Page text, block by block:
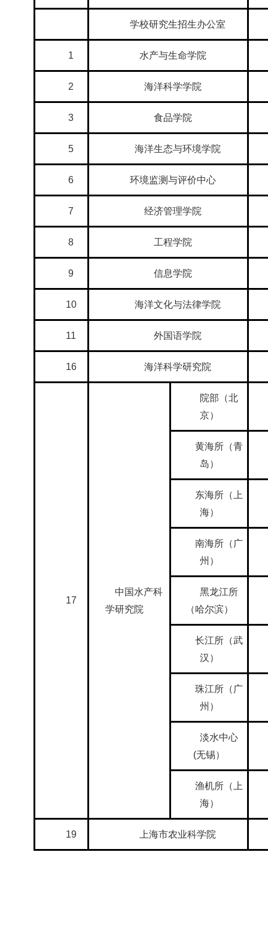
学校研究生招生办公室
1 水产与生命学院
2 海洋科学学院
3 食品学院
5 海洋生态与环境学院
6 环境监测与评价中心
7 经济管理学院
8 工程学院
9 信息学院
10 海洋文化与法律学院
11 外国语学院
16 海洋科学研究院
17
中国水产科
学研究院
院部（北
京）
黄海所（青
岛）
东海所（上
海）
南海所（广
州）
黑龙江所
（哈尔滨）
长江所（武
汉）
珠江所（广
州）
淡水中心
(无锡）
渔机所（上
海）
19 上海市农业科学院